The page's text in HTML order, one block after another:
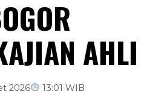
AHLI
2026 13:01 WIB